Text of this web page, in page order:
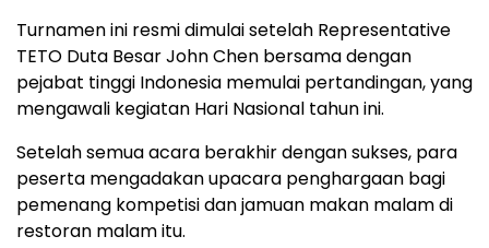
Turnamen ini resmi dimulai setelah Representative
TETO Duta Besar John Chen bersama dengan
pejabat tinggi Indonesia memulai pertandingan, yang
mengawali kegiatan Hari Nasional tahun ini.
Setelah semua acara berakhir dengan sukses, para
peserta mengadakan upacara penghargaan bagi
pemenang kompetisi dan jamuan makan malam di
restoran malam itu.